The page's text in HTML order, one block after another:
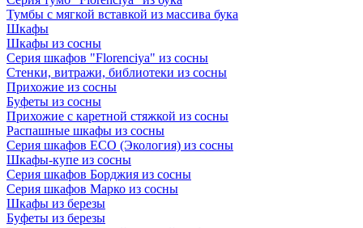
Тумбы с мягкой вставкой из массива бука
Шкафы
Шкафы из сосны
Серия шкафов "Florenciya" из сосны
Стенки, витражи, библиотеки из сосны
Прихожие из сосны
Буфеты из сосны
Прихожие с каретной стяжкой из сосны
Распашные шкафы из сосны
Серия шкафов ECO (Экология) из сосны
Шкафы-купе из сосны
Серия шкафов Борджия из сосны
Серия шкафов Марко из сосны
Шкафы из березы
Буфеты из березы